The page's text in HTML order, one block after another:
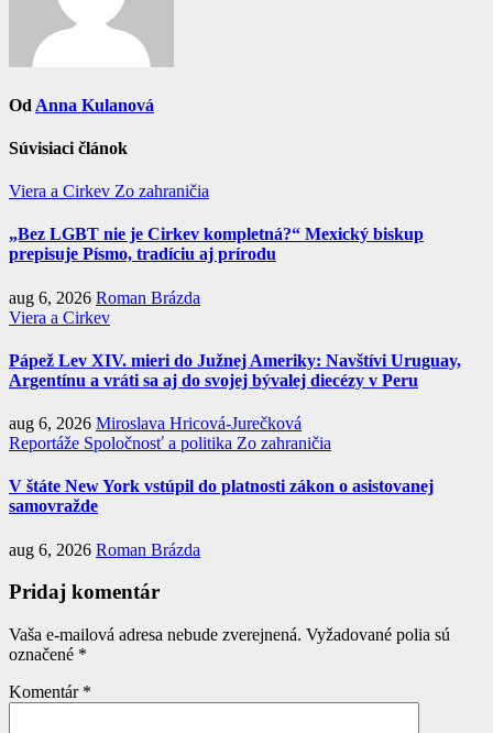
Od Anna Kulanová
Súvisiaci článok
Viera a Cirkev Zo zahraničia
„Bez LGBT nie je Cirkev kompletná?“ Mexický biskup
prepisuje Písmo, tradíciu aj prírodu
aug 6, 2026 Roman Brázda
Viera a Cirkev
Pápež Lev XIV. mieri do Južnej Ameriky: Navštívi Uruguay,
Argentínu a vráti sa aj do svojej bývalej diecézy v Peru
aug 6, 2026 Miroslava Hricová-Jurečková
Reportáže Spoločnosť a politika Zo zahraničia
V štáte New York vstúpil do platnosti zákon o asistovanej
samovražde
aug 6, 2026 Roman Brázda
Pridaj komentár
Vaša e-mailová adresa nebude zverejnená. Vyžadované polia sú
označené *
Komentár *